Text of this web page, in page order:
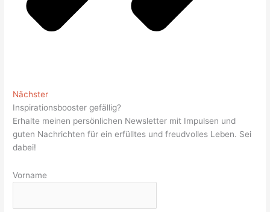
Nächster
Inspirationsbooster gefällig?
Erhalte meinen persönlichen Newsletter mit Impulsen und
guten Nachrichten für ein erfülltes und freudvolles Leben. Sei
dabei!
Vorname